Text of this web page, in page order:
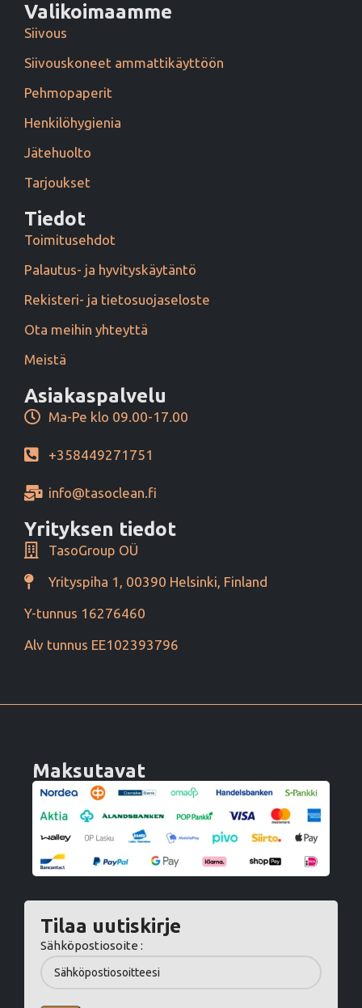
Valikoimaamme
Siivous
Siivouskoneet ammattikäyttöön
Pehmopaperit
Henkilöhygienia
Jätehuolto
Tarjoukset
Tiedot
Toimitusehdot
Palautus- ja hyvityskäytäntö
Rekisteri- ja tietosuojaseloste
Ota meihin yhteyttä
Meistä
Asiakaspalvelu
Ma-Pe klo 09.00-17.00
+358449271751
info@tasoclean.fi
Yrityksen tiedot
TasoGroup OÜ
Yrityspiha 1, 00390 Helsinki, Finland
Y-tunnus 16276460
Alv tunnus EE102393796
Maksutavat
Tilaa uutiskirje
Sähköpostiosoite :